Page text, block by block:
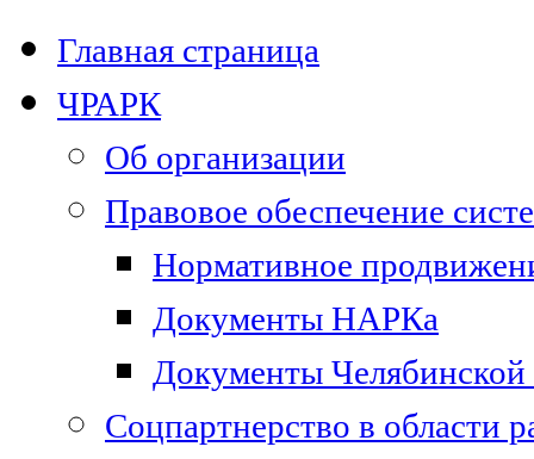
Главная страница
ЧРАРК
Об организации
Правовое обеспечение
Нормативное
Документы НАРКа
Документы Челябинской
Соцпартнерство в области